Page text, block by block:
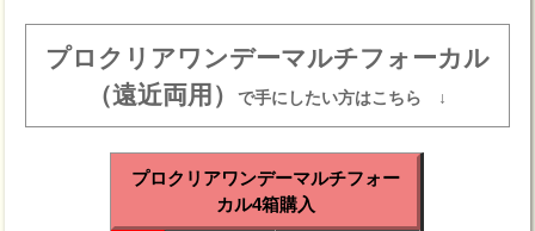
プロクリアワンデーマルチフォーカル
（遠近両用）で手にしたい方はこちら ↓
プロクリアワンデーマルチフォー
カル4箱購入